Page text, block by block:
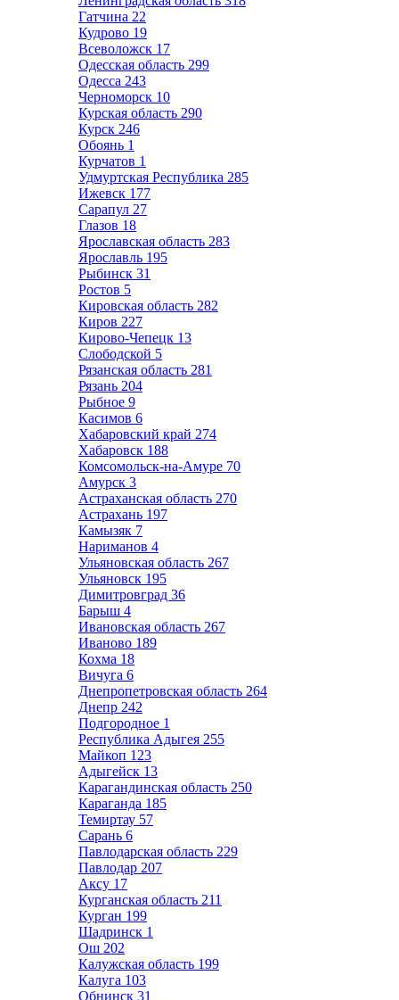
Гатчина 22
Кудрово 19
Всеволожск 17
Одесская область 299
Одесса 243
Черноморск 10
Курская область 290
Курск 246
Обоянь 1
Курчатов 1
Удмуртская Республика 285
Ижевск 177
Сарапул 27
Глазов 18
Ярославская область 283
Ярославль 195
Рыбинск 31
Ростов 5
Кировская область 282
Киров 227
Кирово-Чепецк 13
Слободской 5
Рязанская область 281
Рязань 204
Рыбное 9
Касимов 6
Хабаровский край 274
Хабаровск 188
Комсомольск-на-Амуре 70
Амурск 3
Астраханская область 270
Астрахань 197
Камызяк 7
Нариманов 4
Ульяновская область 267
Ульяновск 195
Димитровград 36
Барыш 4
Ивановская область 267
Иваново 189
Кохма 18
Вичуга 6
Днепропетровская область 264
Днепр 242
Подгородное 1
Республика Адыгея 255
Майкоп 123
Адыгейск 13
Карагандинская область 250
Караганда 185
Темиртау 57
Сарань 6
Павлодарская область 229
Павлодар 207
Аксу 17
Курганская область 211
Курган 199
Шадринск 1
Ош 202
Калужская область 199
Калуга 103
Обнинск 31